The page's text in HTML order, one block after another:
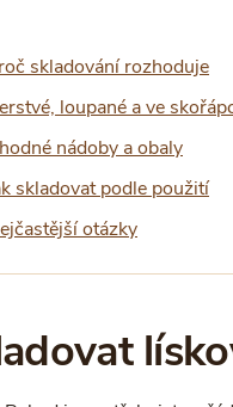
skladování rozhoduje
loupané a ve
nádoby a obaly
skladovat podle použití
otázky